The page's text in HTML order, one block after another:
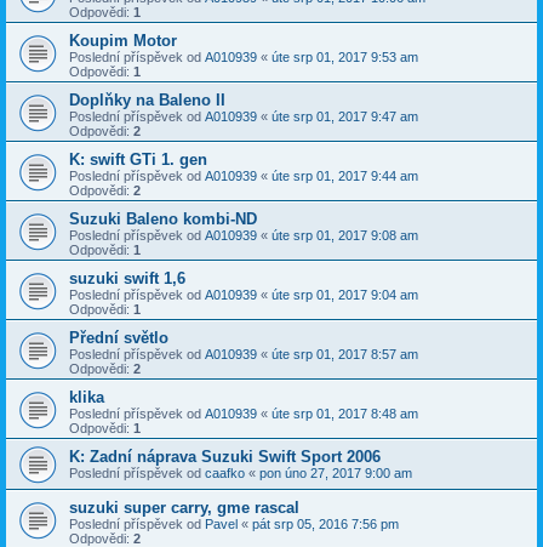
Odpovědi: 1
Koupim Motor
Poslední příspěvek od A010939 « úte srp 01, 2017 9:53 am
Odpovědi: 1
Doplňky na Baleno II
Poslední příspěvek od A010939 « úte srp 01, 2017 9:47 am
Odpovědi: 2
K: swift GTi 1. gen
Poslední příspěvek od A010939 « úte srp 01, 2017 9:44 am
Odpovědi: 2
Suzuki Baleno kombi-ND
Poslední příspěvek od A010939 « úte srp 01, 2017 9:08 am
Odpovědi: 1
suzuki swift 1,6
Poslední příspěvek od A010939 « úte srp 01, 2017 9:04 am
Odpovědi: 1
Přední světlo
Poslední příspěvek od A010939 « úte srp 01, 2017 8:57 am
Odpovědi: 2
klika
Poslední příspěvek od A010939 « úte srp 01, 2017 8:48 am
Odpovědi: 1
K: Zadní náprava Suzuki Swift Sport 2006
Poslední příspěvek od caafko « pon úno 27, 2017 9:00 am
suzuki super carry, gme rascal
Poslední příspěvek od Pavel « pát srp 05, 2016 7:56 pm
Odpovědi: 2